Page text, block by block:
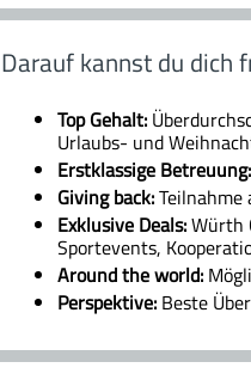
Darauf kannst du dich
Top Gehalt:
Urlaubs- und
Erstklassige Betreuung:
Giving back:Teilnahme
Exklusive Deals:Würth
Sportevents,
Around the world:
Perspektive: Beste